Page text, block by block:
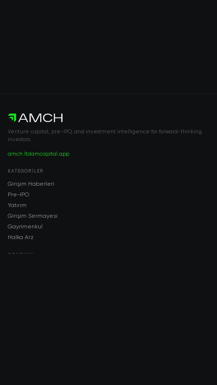
Venture capital, pre-IPO, and investment intelligence for forward-thinking
investors.
amch.ltdamcapital.app
KATEGORILER
Girişim Haberleri
Pre-IPO
Yatırım
Girişim Sermayesi
Gayrimenkul
Halka Arz
COMPANY